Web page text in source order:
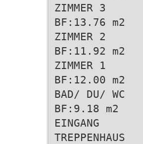
ZIMMER 3
BF:13.76 m2
ZIMMER 2
BF:11.92 m2
ZIMMER 1
BF:12.00 m2
BAD/ DU/ WC
BF:9.18 m2
EINGANG
TREPPENHAUS